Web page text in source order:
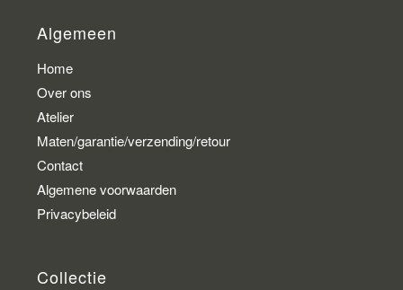
Algemeen
Home
Over ons
Atelier
Maten/garantie/verzending/retour
Contact
Algemene voorwaarden
Privacybeleid
Collectie